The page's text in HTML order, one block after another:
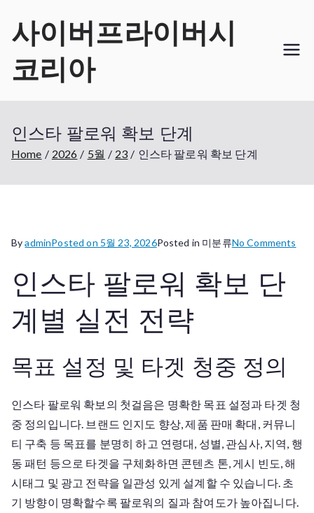
content
사이버프라이버시
코리아
인스타 팔로워 확보 단계
Home 2026 5월 23 인스타 팔로워 확보 단계
ByadminPosted on 5월 23, 2026Posted in 미분류No Comments
단
인스타 팔로워 확보 단
계별 실전 전략
목표 설정 및 타겟 청중 정의
인스타 팔로워 확보의 첫걸음은 명확한 목표 설정과 타겟 청
중 정의입니다. 브랜드 인지도 향상, 제품 판매 확대, 커뮤니
티 구축 등 목표를 분명히 하고 연령대, 성별, 관심사, 지역, 행
동 패턴 등으로 타겟을 구체화하면 콘텐츠 톤, 게시 빈도, 해
시태그 및 광고 전략을 일관성 있게 설계할 수 있습니다. 초
기 방향이 명확할수록 팔로워의 질과 참여도가 높아집니다.